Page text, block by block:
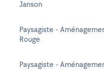
Janson
Paysagiste -
Rouge
Paysagiste -